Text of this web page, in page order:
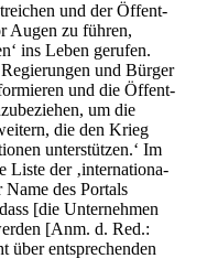
und der Öffent­
Augen zu führen,
ins Leben gerufen.
und Bürger
und die Öffent­
um die
die den Krieg
unter­stüt­zen.‘ Im
Liste der ‚inter­na­tio­na­
des Portals
[die Unter­neh­men
[Anm. d. Red.:
über ent­spre­chen­den